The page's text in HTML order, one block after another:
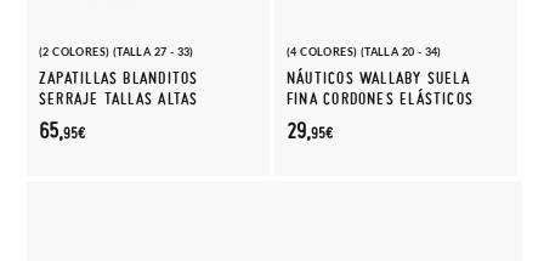
(2 COLORES) (TALLA 27 - 33)
ZAPATILLAS BLANDITOS
SERRAJE TALLAS ALTAS
65,95€
(4 COLORES) (TALLA 20 - 34)
NÁUTICOS WALLABY SUELA
FINA CORDONES ELÁSTICOS
29,95€